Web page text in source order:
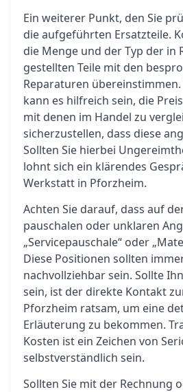
Ein weiterer Punkt, den Sie
die aufgeführten Ersatzteile.
die Menge und der Typ der in
gestellten Teile mit den
Reparaturen übereinstimmen.
kann es hilfreich sein, die
mit denen im Handel zu
sicherzustellen, dass diese
Sollten Sie hierbei
lohnt sich ein klärendes
Werkstatt in Pforzheim.
Achten Sie darauf, dass auf
pauschalen oder unklaren
„Servicepauschale“ oder
Diese Positionen sollten
nachvollziehbar sein. Sollte
sein, ist der direkte Kontakt
Pforzheim ratsam, um eine
Erläuterung zu bekommen.
Kosten ist ein Zeichen von
selbstverständlich sein.
Sollten Sie mit der Rechnung